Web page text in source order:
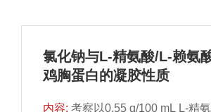
混合日粮组 杜蒙羊的屠宰率、熟
0.05）；全混合日粮组杜蒙羊肉
低于精料＋草颗粒组（P＜0.05）
氯化钠与L-精氨酸/L-赖氨
鸡胸蛋白的凝胶性质
内容:考察以0.55 g/100 mL L-精